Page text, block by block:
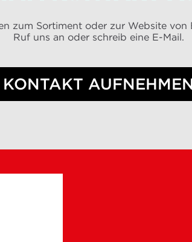
zum Sortiment oder zur Website von
Ruf uns an oder schreib eine E-Mail.
KONTAKT